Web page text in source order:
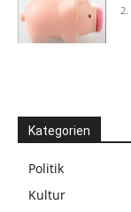
2.
Kategorien
Politik
Kultur